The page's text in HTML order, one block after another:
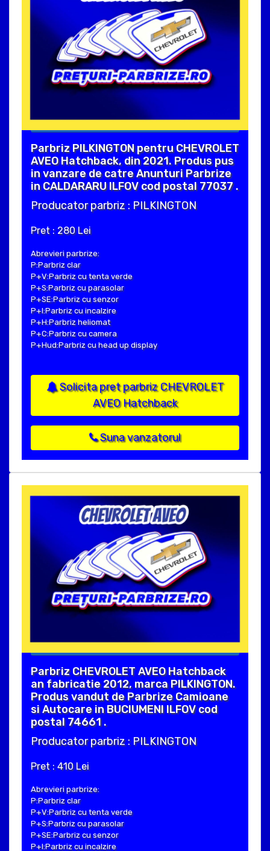
Parbriz PILKINGTON pentru CHEVROLET
AVEO Hatchback, din 2021. Produs pus
in vanzare de catre Anunturi Parbrize
in CALDARARU ILFOV cod postal 77037 .
Producator parbriz : PILKINGTON
Pret : 280 Lei
Abrevieri parbrize:
P:Parbriz clar
P+V:Parbriz cu tenta verde
P+S:Parbriz cu parasolar
P+SE:Parbriz cu senzor
P+I:Parbriz cu incalzire
P+H:Parbriz heliomat
P+C:Parbriz cu camera
P+Hud:Parbriz cu head up display
Solicita pret parbriz CHEVROLET
AVEO Hatchback
Suna vanzatorul
Parbriz CHEVROLET AVEO Hatchback
an fabricatie 2012, marca PILKINGTON.
Produs vandut de Parbrize Camioane
si Autocare in BUCIUMENI ILFOV cod
postal 74661 .
Producator parbriz : PILKINGTON
Pret : 410 Lei
Abrevieri parbrize:
P:Parbriz clar
P+V:Parbriz cu tenta verde
P+S:Parbriz cu parasolar
P+SE:Parbriz cu senzor
P+I:Parbriz cu incalzire